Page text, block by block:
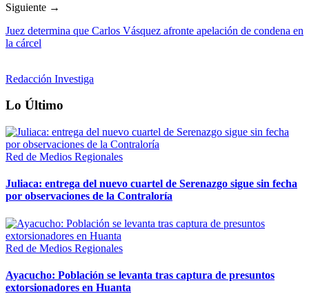
Siguiente →
Juez determina que Carlos Vásquez afronte apelación de condena en
la cárcel
Redacción Investiga
Lo Último
Red de Medios Regionales
Juliaca: entrega del nuevo cuartel de Serenazgo sigue sin fecha
por observaciones de la Contraloría
Red de Medios Regionales
Ayacucho: Población se levanta tras captura de presuntos
extorsionadores en Huanta